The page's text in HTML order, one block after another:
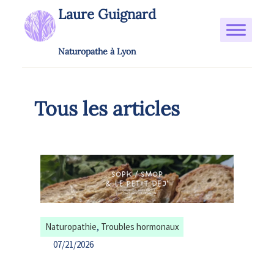
Laure Guignard
Naturopathe à Lyon
Tous les articles
Naturopathie, Troubles hormonaux
07/21/2026